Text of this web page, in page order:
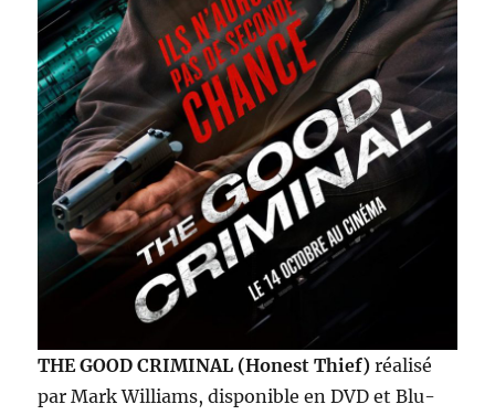
THE GOOD CRIMINAL (Honest Thief) réalisé
par Mark Williams, disponible en DVD et Blu-